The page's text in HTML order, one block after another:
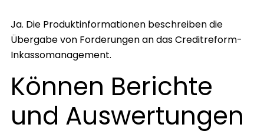
Ja. Die Produktinformationen beschreiben die
Übergabe von Forderungen an das Creditreform-
Inkassomanagement.
Können Berichte
und Auswertungen